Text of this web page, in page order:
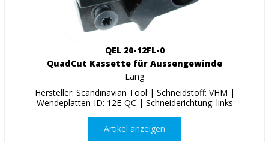
QEL 20-12FL-0
QuadCut Kassette für Aussengewinde
Lang
Hersteller: Scandinavian Tool | Schneidstoff: VHM |
Wendeplatten-ID: 12E-QC | Schneiderichtung: links
Artikel anzeigen